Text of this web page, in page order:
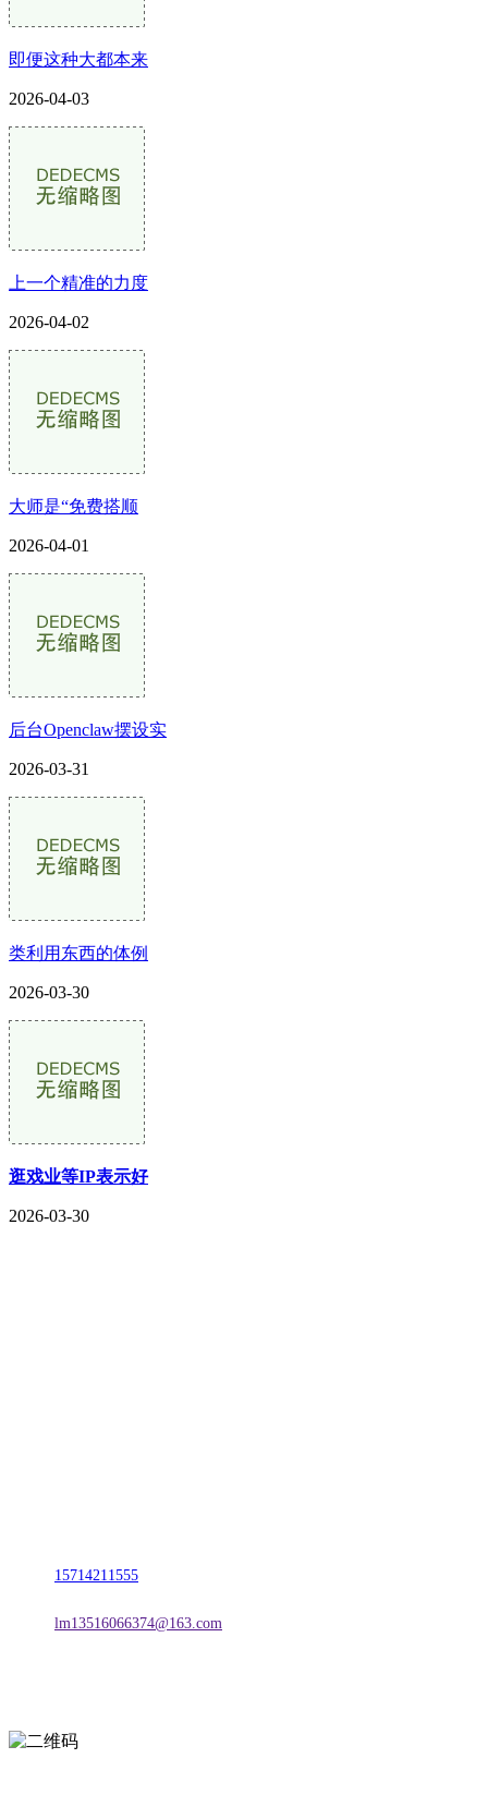
即便这种大都本来
2026-04-03
上一个精准的力度
2026-04-02
大师是“免费搭顺
2026-04-01
后台Openclaw摆设实
2026-03-31
类利用东西的体例
2026-03-30
逛戏业等IP表示好
2026-03-30
15714211555
lm13516066374@163.com